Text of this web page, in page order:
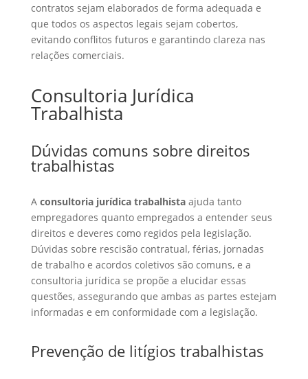
contratos sejam elaborados de forma adequada e
que todos os aspectos legais sejam cobertos,
evitando conflitos futuros e garantindo clareza nas
relações comerciais.
Consultoria Jurídica
Trabalhista
Dúvidas comuns sobre direitos
trabalhistas
A consultoria jurídica trabalhistaajuda tanto
empregadores quanto empregados a entender seus
direitos e deveres como regidos pela legislação.
Dúvidas sobre rescisão contratual, férias, jornadas
de trabalho e acordos coletivos são comuns, e a
consultoria jurídica se propõe a elucidar essas
questões, assegurando que ambas as partes estejam
informadas e em conformidade com a legislação.
Prevenção de litígios trabalhistas